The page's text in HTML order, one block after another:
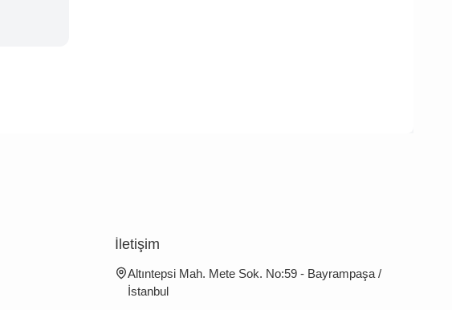
İletişim
Altıntepsi Mah. Mete Sok. No:59 - Bayrampaşa /
İstanbul